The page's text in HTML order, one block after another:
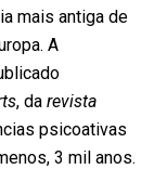
mais antiga de
A
, da revista
psicoativas
3 mil anos.